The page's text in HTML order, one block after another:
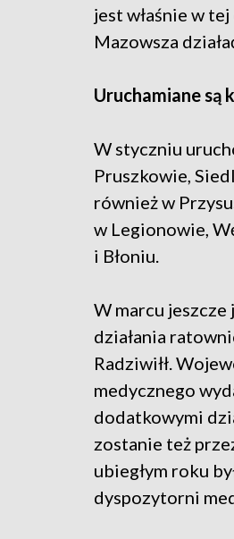
jest właśnie w
Mazowsza
Uruchamiane są
W styczniu
Pruszkowie,
również w
w Legionowie,
i Błoniu.
W marcu
działania
Radziwiłł.
medycznego
dodatkowymi
zostanie też
ubiegłym roku
dyspozytorni